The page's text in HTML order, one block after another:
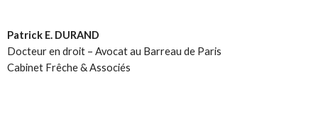
Patrick E. DURAND
Docteur en droit – Avocat au Barreau de Paris
Cabinet Frêche & Associés